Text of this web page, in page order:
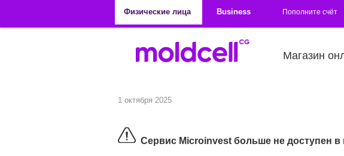
Физические лица
Business Пополните счёт
Магазин
1 октября 2025
Сервис Microinvest больше не доступен в